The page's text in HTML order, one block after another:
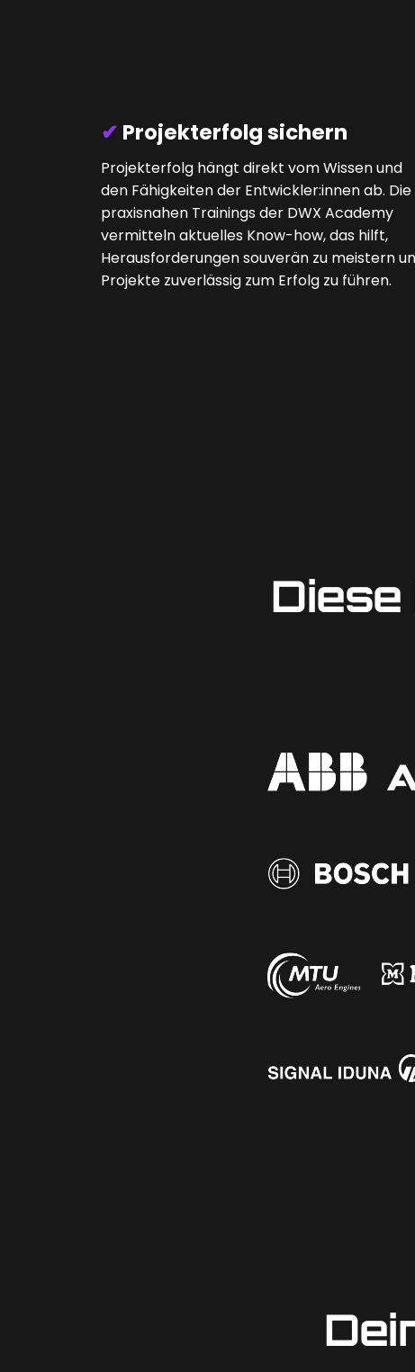
✔ Projekterfolg sichern
Projekterfolg hängt direkt vom Wissen und
den Fähigkeiten der Entwickler:innen ab. Die
praxisnahen Trainings der DWX Academy
vermitteln aktuelles Know-how, das hilft,
Herausforderungen souverän zu meistern
Projekte zuverlässig zum Erfolg zu führen.